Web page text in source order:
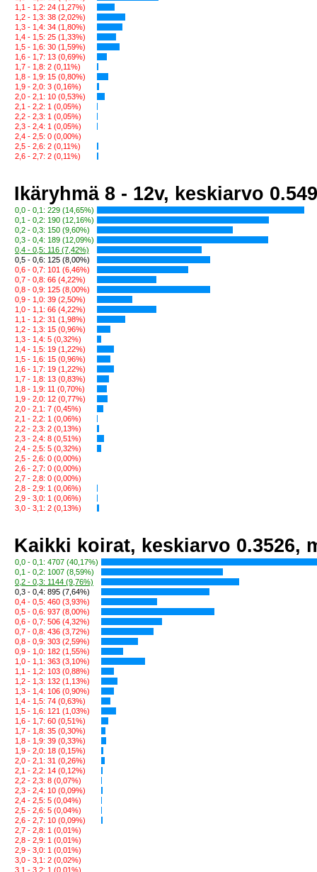
1,1 - 1,2: 24 (1,27%)
1,2 - 1,3: 38 (2,02%)
1,3 - 1,4: 34 (1,80%)
1,4 - 1,5: 25 (1,33%)
1,5 - 1,6: 30 (1,59%)
1,6 - 1,7: 13 (0,69%)
1,7 - 1,8: 2 (0,11%)
1,8 - 1,9: 15 (0,80%)
1,9 - 2,0: 3 (0,16%)
2,0 - 2,1: 10 (0,53%)
2,1 - 2,2: 1 (0,05%)
2,2 - 2,3: 1 (0,05%)
2,3 - 2,4: 1 (0,05%)
2,4 - 2,5: 0 (0,00%)
2,5 - 2,6: 2 (0,11%)
2,6 - 2,7: 2 (0,11%)
Ikäryhmä 8 - 12v, keskiarvo
0,0 - 0,1: 229 (14,65%)
0,1 - 0,2: 190 (12,16%)
0,2 - 0,3: 150 (9,60%)
0,3 - 0,4: 189 (12,09%)
0,4 - 0,5: 116 (7,42%)
0,5 - 0,6: 125 (8,00%)
0,6 - 0,7: 101 (6,46%)
0,7 - 0,8: 66 (4,22%)
0,8 - 0,9: 125 (8,00%)
0,9 - 1,0: 39 (2,50%)
1,0 - 1,1: 66 (4,22%)
1,1 - 1,2: 31 (1,98%)
1,2 - 1,3: 15 (0,96%)
1,3 - 1,4: 5 (0,32%)
1,4 - 1,5: 19 (1,22%)
1,5 - 1,6: 15 (0,96%)
1,6 - 1,7: 19 (1,22%)
1,7 - 1,8: 13 (0,83%)
1,8 - 1,9: 11 (0,70%)
1,9 - 2,0: 12 (0,77%)
2,0 - 2,1: 7 (0,45%)
2,1 - 2,2: 1 (0,06%)
2,2 - 2,3: 2 (0,13%)
2,3 - 2,4: 8 (0,51%)
2,4 - 2,5: 5 (0,32%)
2,5 - 2,6: 0 (0,00%)
2,6 - 2,7: 0 (0,00%)
2,7 - 2,8: 0 (0,00%)
2,8 - 2,9: 1 (0,06%)
2,9 - 3,0: 1 (0,06%)
3,0 - 3,1: 2 (0,13%)
Kaikki koirat, keskiarvo 0.3526,
0,0 - 0,1: 4707 (40,17%)
0,1 - 0,2: 1007 (8,59%)
0,2 - 0,3: 1144 (9,76%)
0,3 - 0,4: 895 (7,64%)
0,4 - 0,5: 460 (3,93%)
0,5 - 0,6: 937 (8,00%)
0,6 - 0,7: 506 (4,32%)
0,7 - 0,8: 436 (3,72%)
0,8 - 0,9: 303 (2,59%)
0,9 - 1,0: 182 (1,55%)
1,0 - 1,1: 363 (3,10%)
1,1 - 1,2: 103 (0,88%)
1,2 - 1,3: 132 (1,13%)
1,3 - 1,4: 106 (0,90%)
1,4 - 1,5: 74 (0,63%)
1,5 - 1,6: 121 (1,03%)
1,6 - 1,7: 60 (0,51%)
1,7 - 1,8: 35 (0,30%)
1,8 - 1,9: 39 (0,33%)
1,9 - 2,0: 18 (0,15%)
2,0 - 2,1: 31 (0,26%)
2,1 - 2,2: 14 (0,12%)
2,2 - 2,3: 8 (0,07%)
2,3 - 2,4: 10 (0,09%)
2,4 - 2,5: 5 (0,04%)
2,5 - 2,6: 5 (0,04%)
2,6 - 2,7: 10 (0,09%)
2,7 - 2,8: 1 (0,01%)
2,8 - 2,9: 1 (0,01%)
2,9 - 3,0: 1 (0,01%)
3,0 - 3,1: 2 (0,02%)
3,1 - 3,2: 1 (0,01%)